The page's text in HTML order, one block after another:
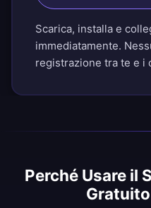
Scarica, installa e
immediatamente.
registrazione tra te e i
Perché Usare il